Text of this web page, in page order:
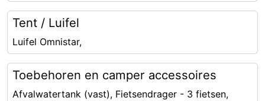
Tent / Luifel
Luifel Omnistar,
Toebehoren en camper accessoires
Afvalwatertank (vast), Fietsendrager - 3 fietsen,